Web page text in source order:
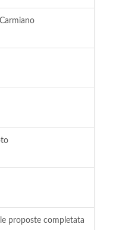
proposte completata